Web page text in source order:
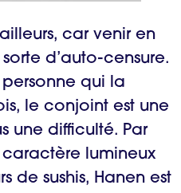
car venir en
d’auto-censure.
qui la
le conjoint est une
une difficulté. Par
lumineux
de sushis, Hanen est